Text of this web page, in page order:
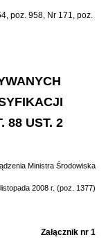
poz. 958, Nr 171, poz.
88 UST. 2
Ministra Środowiska
2008 r. (poz. 1377)
Załącznik nr 1